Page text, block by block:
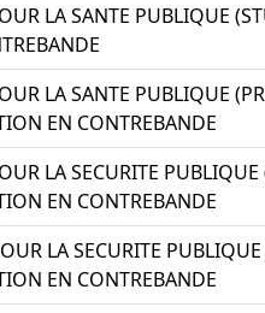
LA SANTE PUBLIQUE
LA SANTE PUBLIQUE
EN CONTREBANDE
LA SECURITE
EN CONTREBANDE
LA SECURITE
EN CONTREBANDE